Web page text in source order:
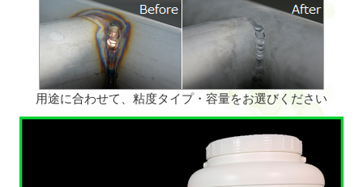
用途に合わせて、粘度タイプ・容量をお選びください